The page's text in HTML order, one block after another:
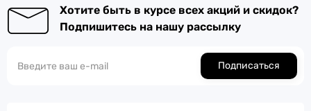
Хотите быть в курсе всех акций и скидок?
Подпишитесь на нашу рассылку
Подписаться